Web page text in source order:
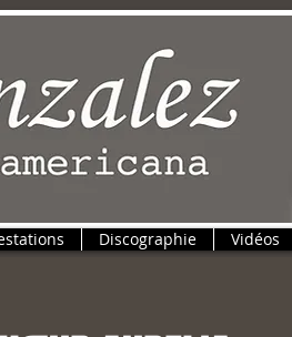
Discographie Vidéos